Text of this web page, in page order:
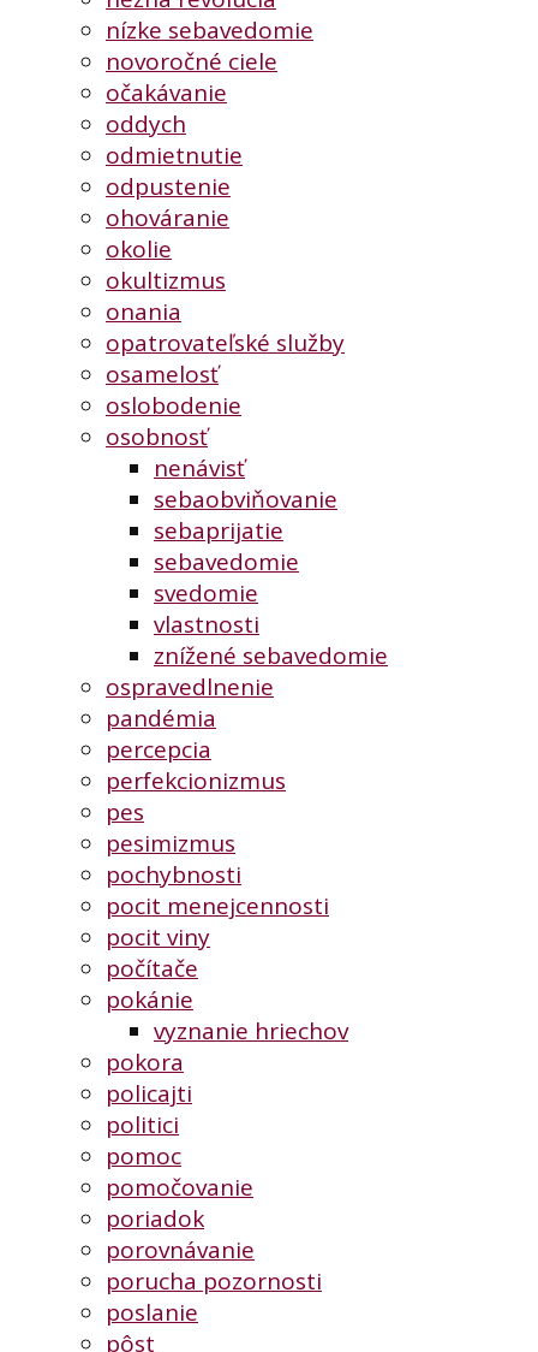
nízke sebavedomie
novoročné ciele
očakávanie
oddych
odmietnutie
odpustenie
ohováranie
okolie
okultizmus
onania
opatrovateľské služby
osamelosť
oslobodenie
osobnosť
nenávisť
sebaobviňovanie
sebaprijatie
sebavedomie
svedomie
vlastnosti
znížené sebavedomie
ospravedlnenie
pandémia
percepcia
perfekcionizmus
pes
pesimizmus
pochybnosti
pocit menejcennosti
pocit viny
počítače
pokánie
vyznanie hriechov
pokora
policajti
politici
pomoc
pomočovanie
poriadok
porovnávanie
porucha pozornosti
poslanie
pôst